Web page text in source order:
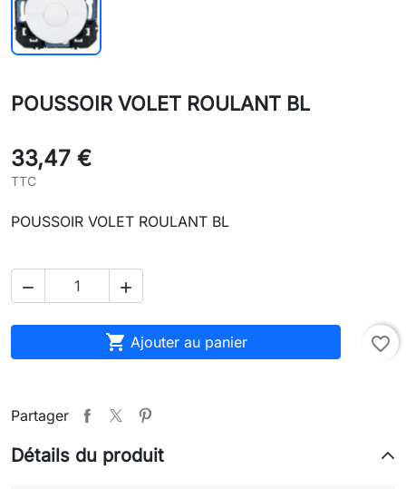
POUSSOIR VOLET ROULANT BL
33,47 €
TTC
POUSSOIR VOLET ROULANT BL
 
 Ajouter au panier favorite_border
Partager
Détails du produit